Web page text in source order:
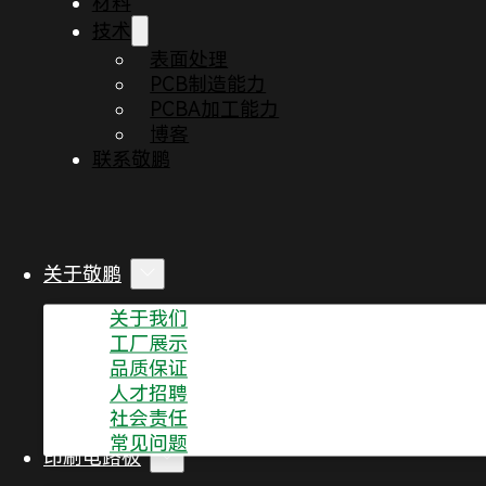
技术
表面处理
PCB制造能力
PCBA加工能力
博客
联系敬鹏
关于敬鹏
关于我们
工厂展示
品质保证
人才招聘
社会责任
常见问题
印刷电路板
热滞后是指在特定变量或系统参数发生变化时，物理
化。在特定温度循环中，热滞后会导致参考电压发生